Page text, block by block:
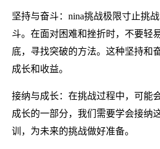
坚持与奋斗：nina挑战极限寸止挑
斗。在面对困难和挫折时，不要轻
底，寻找突破的方法。这种坚持和
成长和收益。
接纳与成长：在挑战过程中，可能
成长的一部分，我们需要学会接纳
训，为未来的挑战做好准备。